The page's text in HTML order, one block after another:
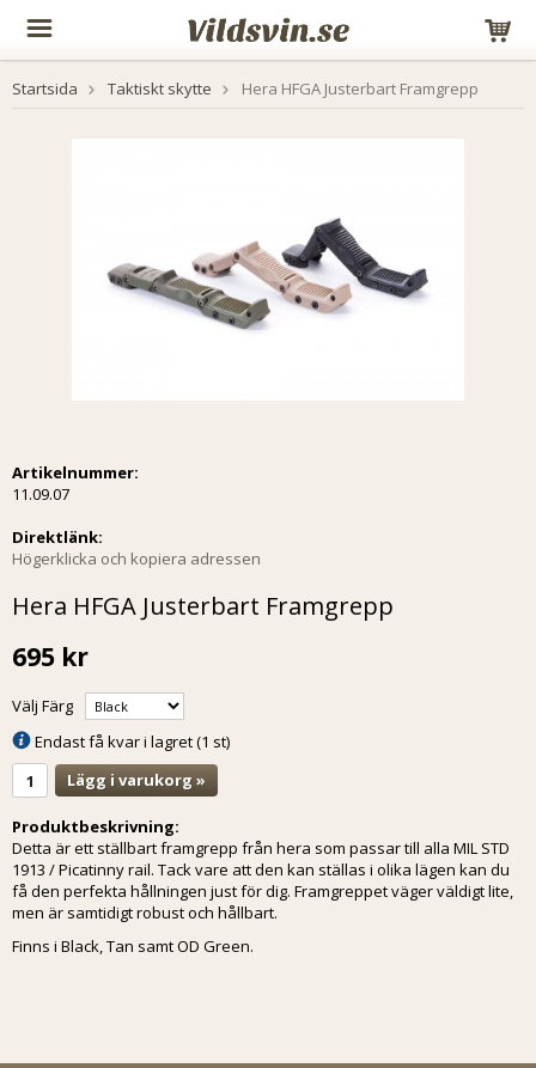
Startsida Taktiskt skytte Hera HFGA Justerbart Framgrepp
Artikelnummer:
11.09.07
Direktlänk:
Högerklicka och kopiera adressen
Hera HFGA Justerbart Framgrepp
695 kr
Välj Färg
Endast få kvar i lagret (1 st)
Lägg i varukorg »
Produktbeskrivning:
Detta är ett ställbart framgrepp från hera som passar till alla MIL STD
1913 / Picatinny rail. Tack vare att den kan ställas i olika lägen kan du
få den perfekta hållningen just för dig. Framgreppet väger väldigt lite,
men är samtidigt robust och hållbart.
Finns i Black, Tan samt OD Green.